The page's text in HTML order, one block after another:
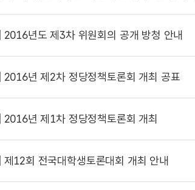
2016년도 제3차 위원회의 공개 방청 안내
2016년 제2차 정당정책토론회 개최 공표
2016년 제1차 정당정책토론회 개최
제12회 전국대학생토론대회 개최 안내